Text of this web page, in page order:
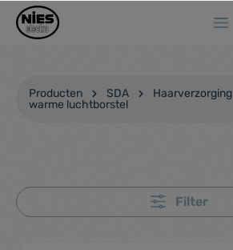
Producten SDA
Haarverzorging
warme luchtborstel
Filter